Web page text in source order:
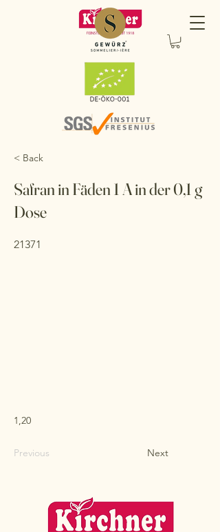
< Back
Safran in Fäden 1 A in der 0,1 g
Dose
21371
1,20
Previous Next